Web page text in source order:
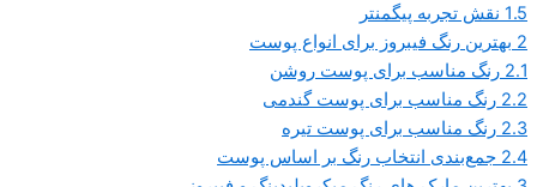
1.5 نقش تجربه پیگمنتر
بهترین رنگ فیبروز برای انواع پوست
2.1 رنگ مناسب برای پوست روشن
2.2 رنگ مناسب برای پوست گندمی
2.3 رنگ مناسب برای پوست تیره
2.4 جمع‌بندی انتخاب رنگ بر اساس پوست